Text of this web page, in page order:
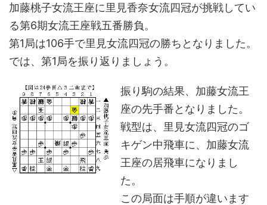
加藤桃子女流王座に里見香奈女流四冠が挑戦してい
る第6期女流王座戦五番勝負。
第1局は106手で里見女流四冠の勝ちとなりました。
では、第1局を振り返りましょう。
振り駒の結果、加藤女流王
座の先手番となりました。
戦型は、里見女流四冠のゴ
キゲン中飛車に、加藤女流
王座の居飛車になりまし
た。
この局面は手順が違います